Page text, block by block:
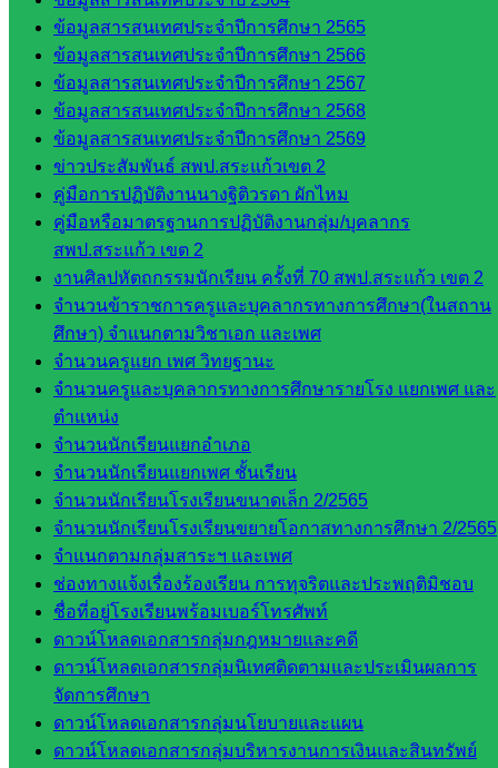
ข้อมูลสารสนเทศประจำปีการศึกษา 2565
ข้อมูลสารสนเทศประจำปีการศึกษา 2566
ข้อมูลสารสนเทศประจำปีการศึกษา 2567
ข้อมูลสารสนเทศประจำปีการศึกษา 2568
ข้อมูลสารสนเทศประจำปีการศึกษา 2569
ข่าวประสัมพันธ์ สพป.สระแก้วเขต 2
คู่มือการปฏิบัติงานนางฐิติวรดา ผักไหม
คู่มือหรือมาตรฐานการปฏิบัติงานกลุ่ม/บุคลากร
สพป.สระแก้ว เขต 2
งานศิลปหัตถกรรมนักเรียน ครั้งที่ 70 สพป.สระแก้ว เขต 2
จำนวนข้าราชการครูและบุคลากรทางการศึกษา(ในสถาน
ศึกษา) จำแนกตามวิชาเอก และเพศ
จำนวนครูแยก เพศ วิทยฐานะ
จำนวนครูและบุคลากรทางการศึกษารายโรง แยกเพศ และ
ตำแหน่ง
จำนวนนักเรียนแยกอำเภอ
จำนวนนักเรียนแยกเพศ ชั้นเรียน
จำนวนนักเรียนโรงเรียนขนาดเล็ก 2/2565
จำนวนนักเรียนโรงเรียนขยายโอกาสทางการศึกษา 2/2565
จำแนกตามกลุ่มสาระฯ และเพศ
ช่องทางแจ้งเรื่องร้องเรียน การทุจริตและประพฤติมิชอบ
ชื่อที่อยู่โรงเรียนพร้อมเบอร์โทรศัพท์
ดาวน์โหลดเอกสารกลุ่มกฎหมายและคดี
ดาวน์โหลดเอกสารกลุ่มนิเทศติดตามและประเมินผลการ
จัดการศึกษา
ดาวน์โหลดเอกสารกลุ่มนโยบายและแผน
ดาวน์โหลดเอกสารกลุ่มบริหารงานการเงินและสินทรัพย์
สระแก้ว
องค์การ
บริหาร
ส่วน
จังหวัด
สระแก้ว
ศึกษาธิการ
จังหวัด
สระแก้ว
สำนักงาน
ส.ก.ส.ค.
จังหวัด
สระแก้ว
สพป.
สระแก้ว
เขต 1
สพป.สระแก้ว
เขต 2
โรงเรียน
ในสังกัด
สพป.สระแก้ว
เขต 1
โรงเรียน
ในสังกัด
สพป.สระแก้ว
เขต 2
วิทยาลัย